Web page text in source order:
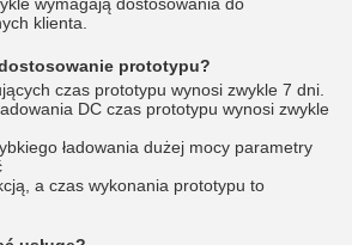
wymagają dostosowania do
klienta.
prototypu?
czas prototypu wynosi zwykle 7 dni.
DC czas prototypu wynosi zwykle
ładowania dużej mocy parametry
a czas wykonania prototypu to